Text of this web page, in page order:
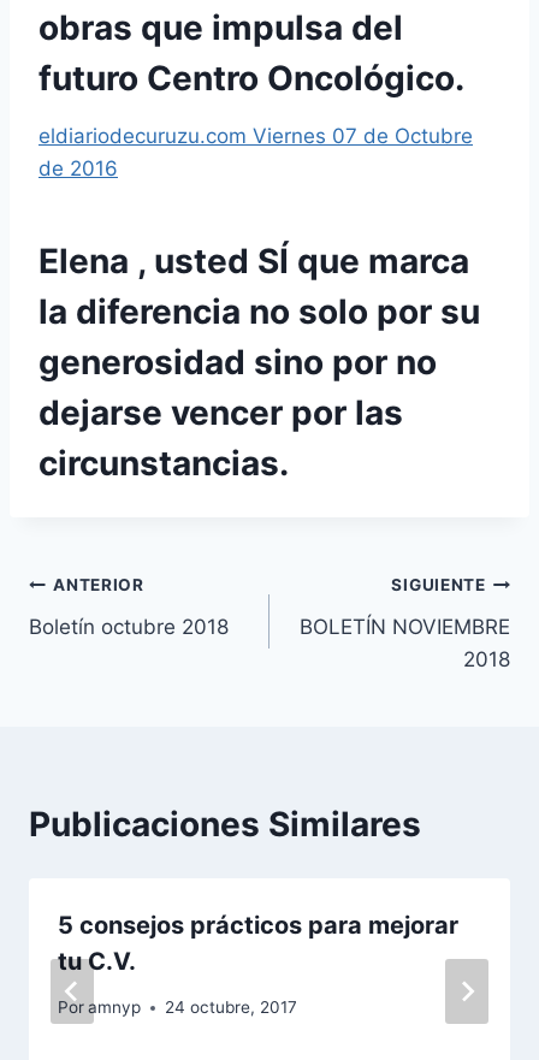
obras que impulsa del
futuro Centro Oncológico.
eldiariodecuruzu.com Viernes 07 de Octubre
de 2016
Elena , usted SÍ que marca
la diferencia no solo por su
generosidad sino por no
dejarse vencer por las
circunstancias.
Navegación
de
ANTERIOR
Boletín octubre 2018
SIGUIENTE
BOLETÍN NOVIEMBRE
2018
Publicaciones Similares
5 consejos prácticos para mejorar
tu C.V.
Poramnyp 24 octubre, 2017